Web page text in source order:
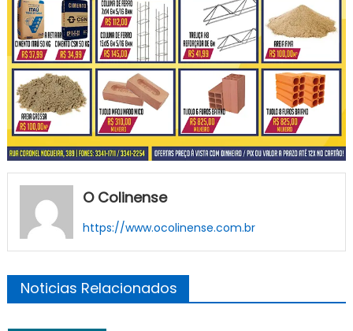
O Colinense
https://www.ocolinense.com.br
Noticias Relacionados